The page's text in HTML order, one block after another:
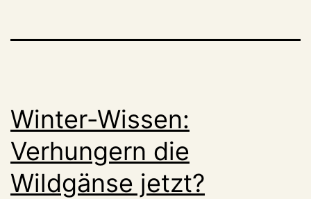
Winter-Wissen:
Verhungern die
Wildgänse jetzt?